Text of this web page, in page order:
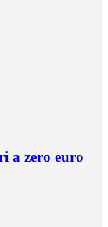
a zero euro